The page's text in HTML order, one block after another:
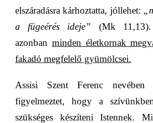
elszáradásra kárhoztatta, jóllehet:
a fügeérés ideje” (Mk 11,13).
azonban minden életkornak
fakadó megfelelő gyümölcsei.
Assisi Szent Ferenc nevében
figyelmeztet, hogy a
szükséges készíteni Istennek. M